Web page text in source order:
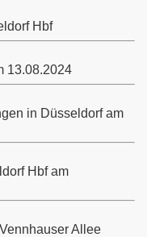
Hbf
13.08.2024
in Düsseldorf am
Hbf am
Allee